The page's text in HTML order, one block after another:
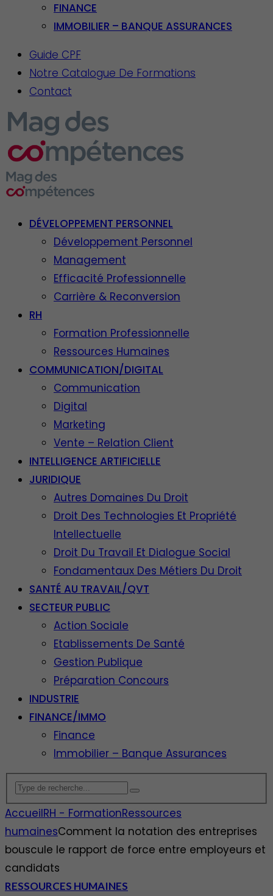
FINANCE
IMMOBILIER – BANQUE ASSURANCES
Guide CPF
Notre Catalogue De Formations
Contact
DÉVELOPPEMENT PERSONNEL
Développement Personnel
Management
Efficacité Professionnelle
Carrière & Reconversion
RH
Formation Professionnelle
Ressources Humaines
COMMUNICATION/DIGITAL
Communication
Digital
Marketing
Vente – Relation Client
INTELLIGENCE ARTIFICIELLE
JURIDIQUE
Autres Domaines Du Droit
Droit Des Technologies Et Propriété
Intellectuelle
Droit Du Travail Et Dialogue Social
Fondamentaux Des Métiers Du Droit
SANTÉ AU TRAVAIL/QVT
SECTEUR PUBLIC
Action Sociale
Etablissements De Santé
Gestion Publique
Préparation Concours
INDUSTRIE
FINANCE/IMMO
Finance
Immobilier – Banque Assurances
AccueilRH - FormationRessources
humainesComment la notation des entreprises
bouscule le rapport de force entre employeurs et
candidats
RESSOURCES HUMAINES